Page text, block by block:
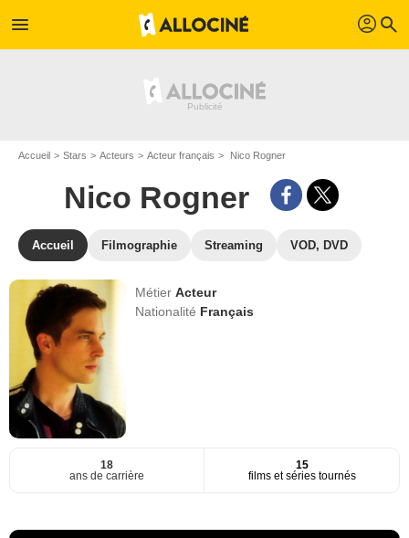
menu profil search
Accueil Stars Acteurs Acteur français Nico Rogner
Nico Rogner
Accueil Filmographie Streaming VOD, DVD
MétierActeur
Nationalité Français
18
ans de carrière
15
films et séries tournés